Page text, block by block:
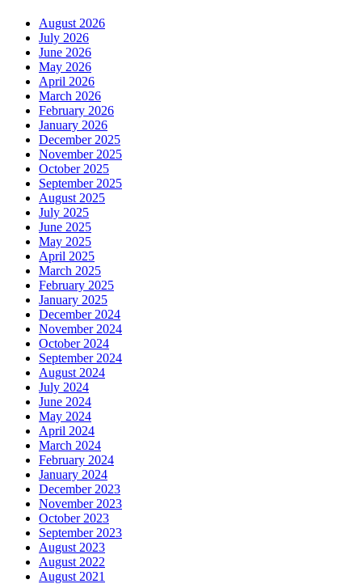
August 2026
July 2026
June 2026
May 2026
April 2026
March 2026
February 2026
January 2026
December 2025
November 2025
October 2025
September 2025
August 2025
July 2025
June 2025
May 2025
April 2025
March 2025
February 2025
January 2025
December 2024
November 2024
October 2024
September 2024
August 2024
July 2024
June 2024
May 2024
April 2024
March 2024
February 2024
January 2024
December 2023
November 2023
October 2023
September 2023
August 2023
August 2022
August 2021